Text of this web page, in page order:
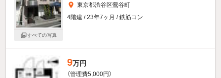
すべての写真
東京都渋谷区鶯谷町
4階建 / 23年7ヶ月 / 鉄筋コン
9万円
（管理費5,000円）